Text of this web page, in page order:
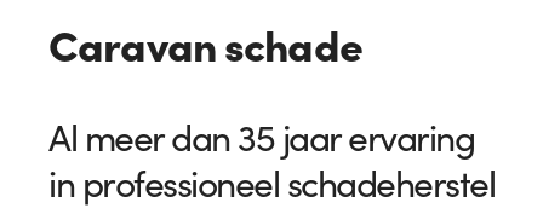
Caravan schade
Al meer dan 35 jaar ervaring
in professioneel schadeherstel